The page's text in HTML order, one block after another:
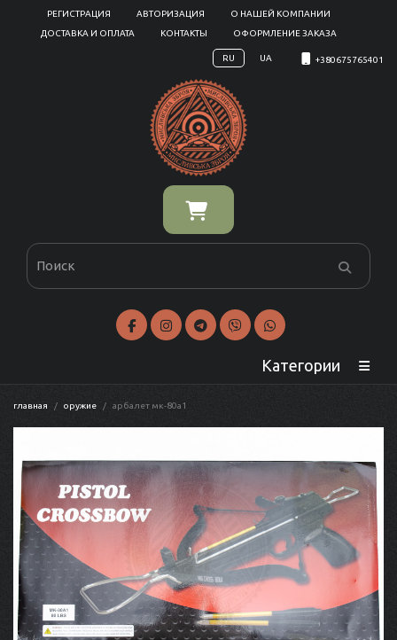
РЕГИСТРАЦИЯ АВТОРИЗАЦИЯ
О НАШЕЙ КОМПАНИИ
ДОСТАВКА И ОПЛАТА
КОНТАКТЫ ОФОРМЛЕНИЕ ЗАКАЗА
RU UA +380675765401
Категории
главная оружие арбалет мк-80a1